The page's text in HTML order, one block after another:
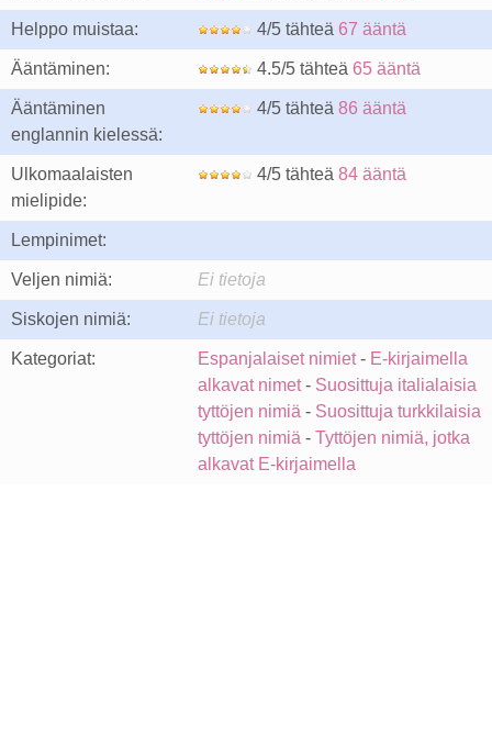
Helppo muistaa: 4/5 tähteä 67 ääntä
Ääntäminen: 4.5/5 tähteä 65 ääntä
Ääntäminen
englannin kielessä:
4/5 tähteä 86 ääntä
Ulkomaalaisten
mielipide:
4/5 tähteä 84 ääntä
Lempinimet:
Veljen nimiä: Ei tietoja
Siskojen nimiä: Ei tietoja
Kategoriat: Espanjalaiset nimiet- E-kirjaimella
alkavat nimet- Suosittuja italialaisia
tyttöjen nimiä - Suosittuja turkkilaisia
tyttöjen nimiä - Tyttöjen nimiä, jotka
alkavat E-kirjaimella